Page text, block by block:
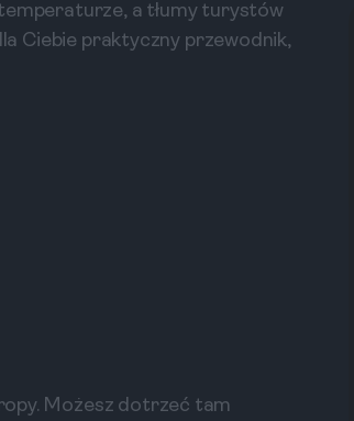
a tłumy turystów
Ciebie praktyczny przewodnik,
Możesz dotrzeć tam